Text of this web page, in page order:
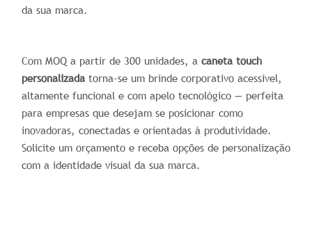
da sua marca.
Com MOQ a partir de 300 unidades, a caneta touch
personalizada torna-se um brinde corporativo acessível,
altamente funcional e com apelo tecnológico — perfeita
para empresas que desejam se posicionar como
inovadoras, conectadas e orientadas à produtividade.
Solicite um orçamento e receba opções de personalização
com a identidade visual da sua marca.